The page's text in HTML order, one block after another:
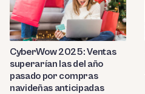
CyberWow 2025: Ventas
superarían las del año
pasado por compras
navideñas anticipadas